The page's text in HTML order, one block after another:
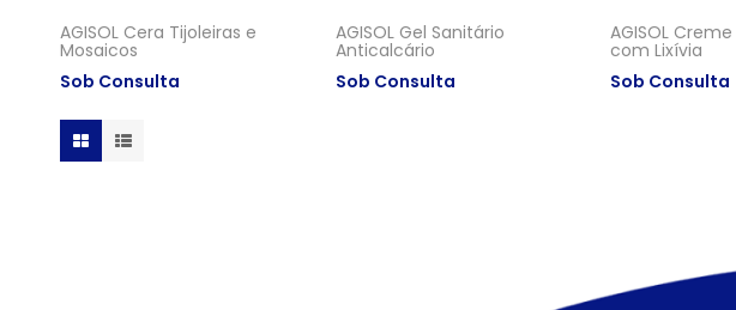
AGISOL Cera Tijoleiras e
Mosaicos
Sob Consulta
AGISOL Gel Sanitário
Anticalcário
Sob Consulta
AGISOL
com Lixívia
Sob Consulta